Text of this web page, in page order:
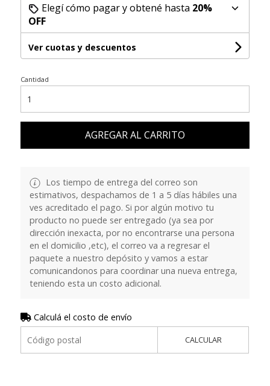
Elegí cómo pagar y obtené hasta 20%
OFF
Ver cuotas y descuentos
Cantidad
AGREGAR AL CARRITO
Los tiempo de entrega del correo son
estimativos, despachamos de 1 a 5 días hábiles una
ves acreditado el pago. Si por algún motivo tu
producto no puede ser entregado (ya sea por
dirección inexacta, por no encontrarse una persona
en el domicilio ,etc), el correo va a regresar el
paquete a nuestro depósito y vamos a estar
comunicandonos para coordinar una nueva entrega,
teniendo esta un costo adicional.
Calculá el costo de envío
CALCULAR